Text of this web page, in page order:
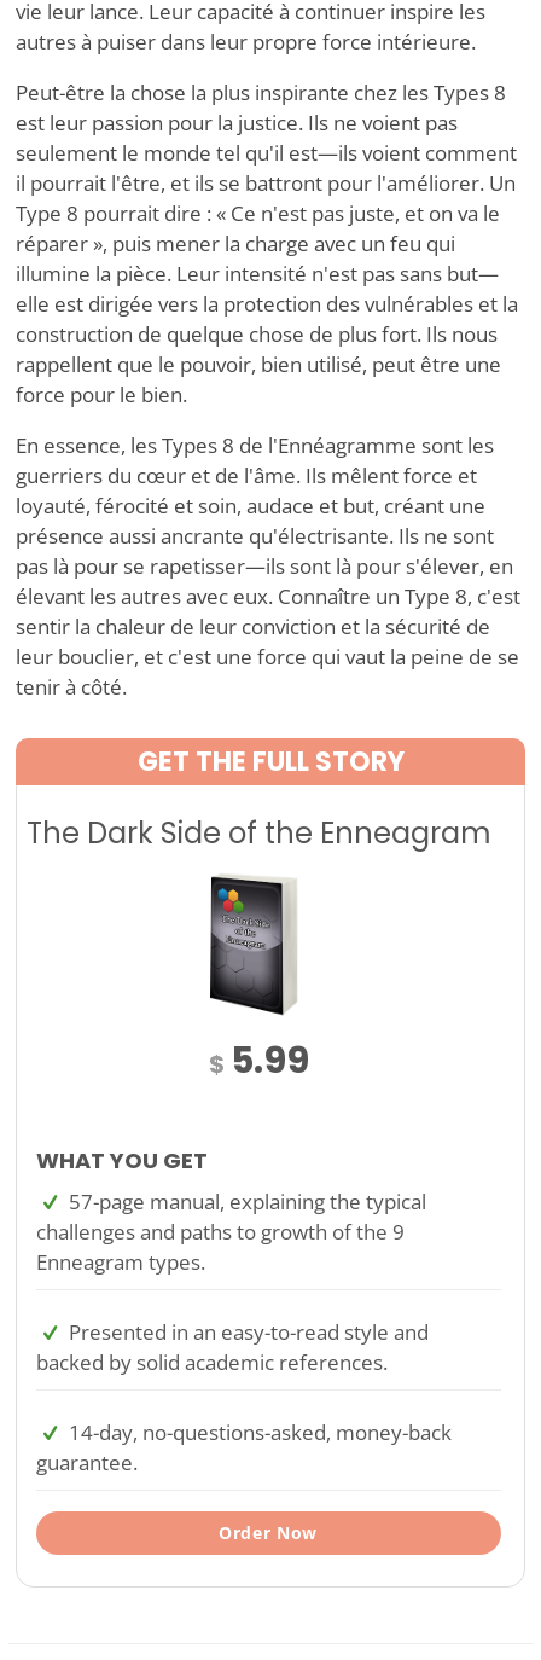
vie leur lance. Leur capacité à continuer inspire les
autres à puiser dans leur propre force intérieure.
Peut-être la chose la plus inspirante chez les Types 8
est leur passion pour la justice. Ils ne voient pas
seulement le monde tel qu'il est—ils voient comment
il pourrait l'être, et ils se battront pour l'améliorer. Un
Type 8 pourrait dire : « Ce n'est pas juste, et on va le
réparer », puis mener la charge avec un feu qui
illumine la pièce. Leur intensité n'est pas sans but—
elle est dirigée vers la protection des vulnérables et la
construction de quelque chose de plus fort. Ils nous
rappellent que le pouvoir, bien utilisé, peut être une
force pour le bien.
En essence, les Types 8 de l'Ennéagramme sont les
guerriers du cœur et de l'âme. Ils mêlent force et
loyauté, férocité et soin, audace et but, créant une
présence aussi ancrante qu'électrisante. Ils ne sont
pas là pour se rapetisser—ils sont là pour s'élever, en
élevant les autres avec eux. Connaître un Type 8, c'est
sentir la chaleur de leur conviction et la sécurité de
leur bouclier, et c'est une force qui vaut la peine de se
tenir à côté.
GET THE FULL STORY
The Dark Side of the Enneagram
$ 5.99
WHAT YOU GET
57-page manual, explaining the typical
challenges and paths to growth of the 9
Enneagram types.
Presented in an easy-to-read style and
backed by solid academic references.
14-day, no-questions-asked, money-back
guarantee.
Order Now